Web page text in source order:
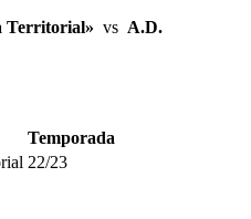
Territorial» vs A.D.
Temporada
22/23